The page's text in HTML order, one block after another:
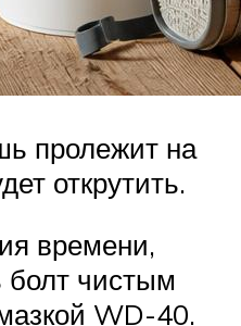
пролежит на
открутить.
времени,
болт чистым
WD-40.